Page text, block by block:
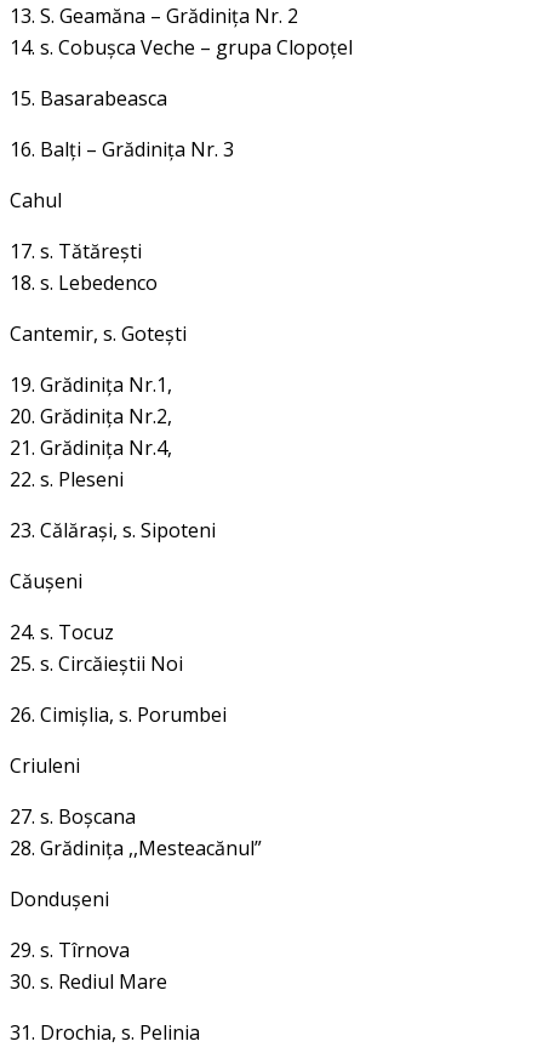
13. S. Geamăna – Grădiniţa Nr. 2
14. s. Cobuşca Veche – grupa Clopoţel
15. Basarabeasca
16. Balţi – Grădiniţa Nr. 3
Cahul
17. s. Tătăreşti
18. s. Lebedenco
Cantemir, s. Goteşti
19. Grădiniţa Nr.1,
20. Grădiniţa Nr.2,
21. Grădiniţa Nr.4,
22. s. Pleseni
23. Călăraşi, s. Sipoteni
Căuşeni
24. s. Tocuz
25. s. Circăieştii Noi
26. Cimişlia, s. Porumbei
Criuleni
27. s. Boşcana
28. Grădiniţa ,,Mesteacănul”
Donduşeni
29. s. Tîrnova
30. s. Rediul Mare
31. Drochia, s. Pelinia